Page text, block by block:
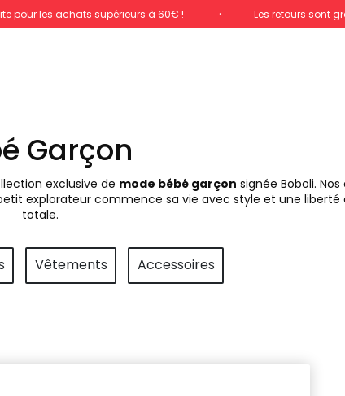
pour les achats supérieurs à 60€ ! Les retours sont
Total
Garçon
exclusive de mode bébé garçon signée Boboli.
explorateur commence sa vie avec style et une
totale.
Vêtements Accessoires